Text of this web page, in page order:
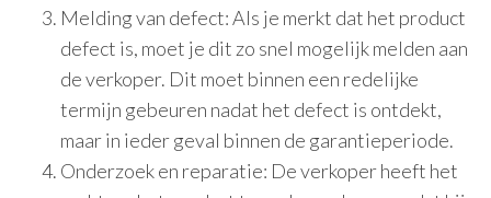
Melding van defect: Als je merkt dat het product
defect is, moet je dit zo snel mogelijk melden aan
de verkoper. Dit moet binnen een redelijke
termijn gebeuren nadat het defect is ontdekt,
maar in ieder geval binnen de garantieperiode.
Onderzoek en reparatie: De verkoper heeft het